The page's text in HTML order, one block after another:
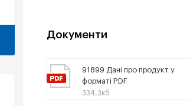
Документи
91899 Дані про продукт у
форматі PDF
334,3кб